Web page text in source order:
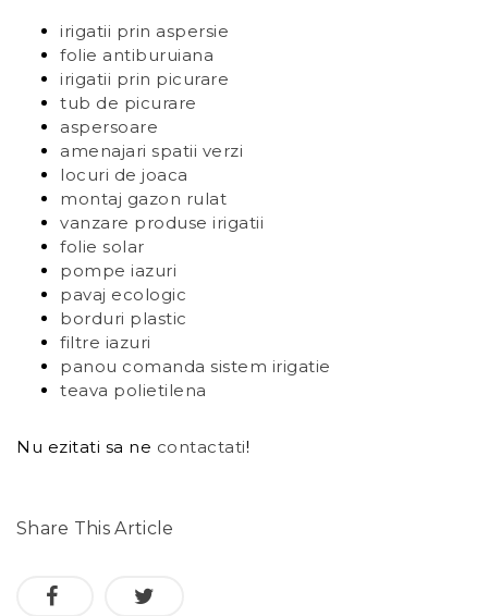
irigatii prin aspersie
folie antiburuiana
irigatii prin picurare
tub de picurare
aspersoare
amenajari spatii verzi
locuri de joaca
montaj gazon rulat
vanzare produse irigatii
folie solar
pompe iazuri
pavaj ecologic
borduri plastic
filtre iazuri
panou comanda sistem irigatie
teava polietilena
Nu ezitati sa ne contactati!
Share This Article